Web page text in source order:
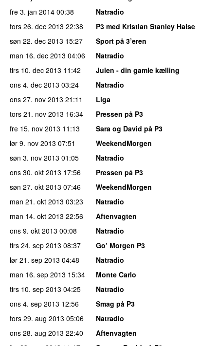
fre 3. jan 2014 00:38
Natradio
tors 26. dec 2013 22:38
P3 med Kristian Stanley Halse
søn 22. dec 2013 15:27
Sport på 3’eren
man 16. dec 2013 04:06
Natradio
tirs 10. dec 2013 11:42
Julen - din gamle kælling
ons 4. dec 2013 03:24
Natradio
ons 27. nov 2013 21:11
Liga
tors 21. nov 2013 16:34
Pressen på P3
fre 15. nov 2013 11:13
Sara og David på P3
lør 9. nov 2013 07:51
WeekendMorgen
søn 3. nov 2013 01:05
Natradio
ons 30. okt 2013 17:56
Pressen på P3
søn 27. okt 2013 07:46
WeekendMorgen
man 21. okt 2013 03:23
Natradio
man 14. okt 2013 22:56
Aftenvagten
ons 9. okt 2013 00:08
Natradio
tirs 24. sep 2013 08:37
Go’ Morgen P3
lør 21. sep 2013 04:48
Natradio
man 16. sep 2013 15:34
Monte Carlo
tirs 10. sep 2013 04:25
Natradio
ons 4. sep 2013 12:56
Smag på P3
tors 29. aug 2013 05:06
Natradio
ons 28. aug 2013 22:40
Aftenvagten